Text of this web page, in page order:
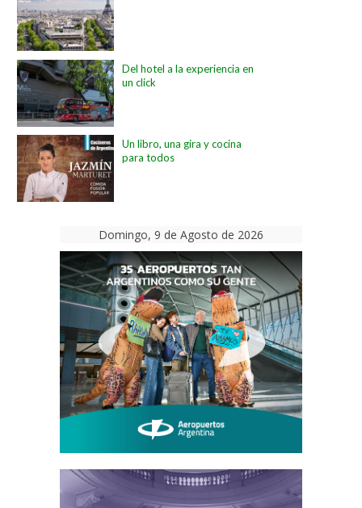
Del hotel a la experiencia en
un click
Un libro, una gira y cocina
para todos
Domingo, 9 de Agosto de 2026